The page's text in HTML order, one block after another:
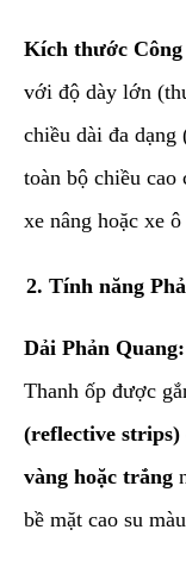
Kích thước Công
với độ dày lớn
chiều dài đa
toàn bộ chiều
xe nâng hoặc xe
​2. Tính năng
Dải Phản Quang:
Thanh ốp được
(reflective strips)
vàng hoặc trắng
bề mặt cao su